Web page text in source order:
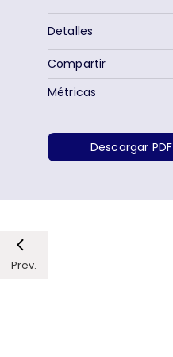
Detalles
Descargar PDF
Métricas
Compartir
Prev.